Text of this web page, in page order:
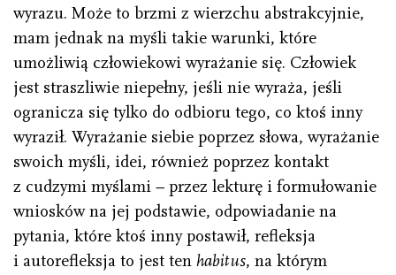
wyrazu. Może to brzmi z wierzchu abstrakcyjnie,
mam jednak na myśli takie warunki, które
umożliwią człowiekowi wyrażanie się. Człowiek
jest straszliwie niepełny, jeśli nie wyraża, jeśli
ogranicza się tylko do odbioru tego, co ktoś inny
wyraził. Wyrażanie siebie poprzez słowa, wyrażanie
swoich myśli, idei, również poprzez kontakt
z cudzymi myślami − przez lekturę i formułowanie
wniosków na jej podstawie, odpowiadanie na
pytania, które ktoś inny postawił, refleksja
i autorefleksja to jest ten habitus, na którym